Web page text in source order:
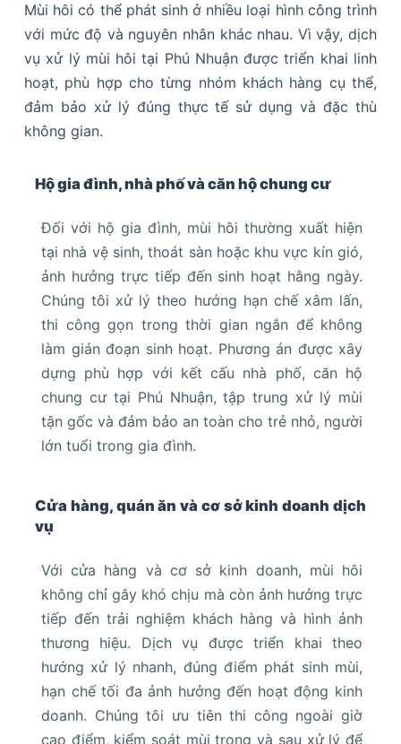
Mùi hôi có thể phát sinh ở nhiều loại hình công trình
với mức độ và nguyên nhân khác nhau. Vì vậy, dịch
vụ xử lý mùi hôi tại Phú Nhuận được triển khai linh
hoạt, phù hợp cho từng nhóm khách hàng cụ thể,
đảm bảo xử lý đúng thực tế sử dụng và đặc thù
không gian.
Hộ gia đình, nhà phố và căn hộ chung cư
Đối với hộ gia đình, mùi hôi thường xuất hiện
tại nhà vệ sinh, thoát sàn hoặc khu vực kín gió,
ảnh hưởng trực tiếp đến sinh hoạt hằng ngày.
Chúng tôi xử lý theo hướng hạn chế xâm lấn,
thi công gọn trong thời gian ngắn để không
làm gián đoạn sinh hoạt. Phương án được xây
dựng phù hợp với kết cấu nhà phố, căn hộ
chung cư tại Phú Nhuận, tập trung xử lý mùi
tận gốc và đảm bảo an toàn cho trẻ nhỏ, người
lớn tuổi trong gia đình.
Cửa hàng, quán ăn và cơ sở kinh doanh dịch
vụ
Với cửa hàng và cơ sở kinh doanh, mùi hôi
không chỉ gây khó chịu mà còn ảnh hưởng trực
tiếp đến trải nghiệm khách hàng và hình ảnh
thương hiệu. Dịch vụ được triển khai theo
hướng xử lý nhanh, đúng điểm phát sinh mùi,
hạn chế tối đa ảnh hưởng đến hoạt động kinh
doanh. Chúng tôi ưu tiên thi công ngoài giờ
cao điểm, kiểm soát mùi trong và sau xử lý để